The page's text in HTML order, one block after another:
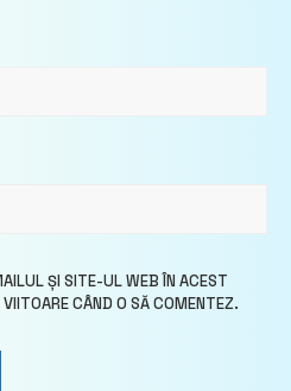
ȘI SITE-UL WEB ÎN ACEST
CÂND O SĂ COMENTEZ.